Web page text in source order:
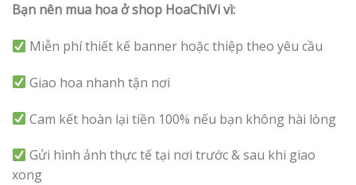
Bạn nên mua hoa ở shop HoaChiVi vì:
Miễn phí thiết kế banner hoặc thiệp theo yêu cầu
Giao hoa nhanh tận nơi
Cam kết hoàn lại tiền 100% nếu bạn không hài lòng
Gửi hình ảnh thực tế tại nơi trước & sau khi giao
xong